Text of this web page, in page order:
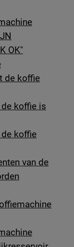
OK"
de koffie
koffie is
koffie
van de